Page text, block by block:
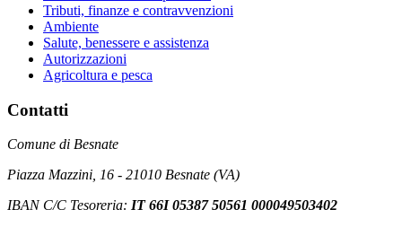
Tributi, finanze e contravvenzioni
Ambiente
Salute, benessere e assistenza
Autorizzazioni
Agricoltura e pesca
Contatti
Comune di Besnate
Piazza Mazzini, 16 - 21010 Besnate (VA)
IBAN C/C Tesoreria: IT 66I 05387 50561 000049503402